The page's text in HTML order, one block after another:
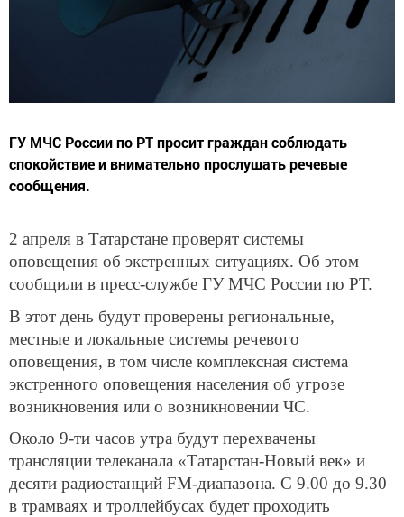
ГУ МЧС России по РТ просит граждан соблюдать
спокойствие и внимательно прослушать речевые
сообщения.
2 апреля в Татарстане проверят системы
оповещения об экстренных ситуациях. Об этом
сообщили в пресс-службе ГУ МЧС России по РТ.
В этот день будут проверены региональные,
местные и локальные системы речевого
оповещения, в том числе комплексная система
экстренного оповещения населения об угрозе
возникновения или о возникновении ЧС.
Около 9-ти часов утра будут перехвачены
трансляции телеканала «Татарстан-Новый век» и
десяти радиостанций FM-диапазона. С 9.00 до 9.30
в трамваях и троллейбусах будет проходить